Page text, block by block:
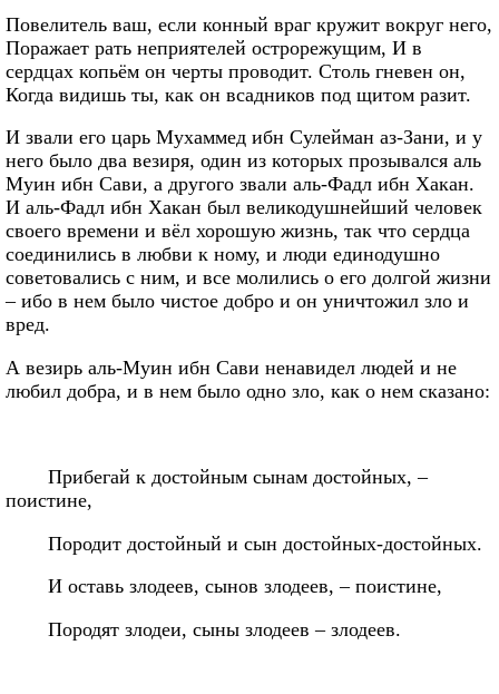
Повелитель ваш, если конный враг кружит вокруг него,
Поражает рать неприятелей острорежущим, И в
сердцах копьём он черты проводит. Столь гневен он,
Когда видишь ты, как он всадников под щитом разит.
И звали его царь Мухаммед ибн Сулейман аз-Зани, и у
него было два везиря, один из которых прозывался аль
Муин ибн Сави, а другого звали аль-Фадл ибн Хакан.
И аль-Фадл ибн Хакан был великодушнейший человек
своего времени и вёл хорошую жизнь, так что сердца
соединились в любви к ному, и люди единодушно
советовались с ним, и все молились о его долгой жизни
– ибо в нем было чистое добро и он уничтожил зло и
вред.
А везирь аль-Муин ибн Сави ненавидел людей и не
любил добра, и в нем было одно зло, как о нем сказано:
Прибегай к достойным сынам достойных, –
поистине,
Породит достойный и сын достойных-достойных.
И оставь злодеев, сынов злодеев, – поистине,
Породят злодеи, сыны злодеев – злодеев.